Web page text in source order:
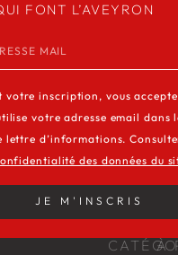
À
FONT L’AVEYRON
votre inscription, vous
votre adresse email dans
lettre d’informations.
des données du
JE M'INSCRIS